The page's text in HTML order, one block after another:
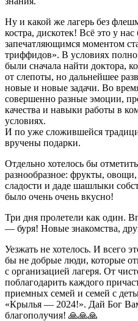
Ну и какой же лагерь без
костра, дискотек! Всё это у
запечатляющимся моментом
триффидов». В условиях
были сначала найти доктора,
от слепоты, но дальнейшее
новые и новые задачи. Во
совершенно разные эмоции,
качества и навыки работы в
условиях.
И по уже сложившейся
вручены подарки.
Отдельно хотелось бы
разнообразное: фрукты,
сладости и даде шашлыки
было очень очень вкусно!
Три дня пролетели как один.
— буря! Новые знакомства,
Уезжать не хотелось. И всего
бы не добрые люди, которые
с организацией лагеря. От
поблагодарить каждого
приемных семей и семей с
«Крылья — 2024!». Дай Бог
благополучия! 🙏🙏🙏